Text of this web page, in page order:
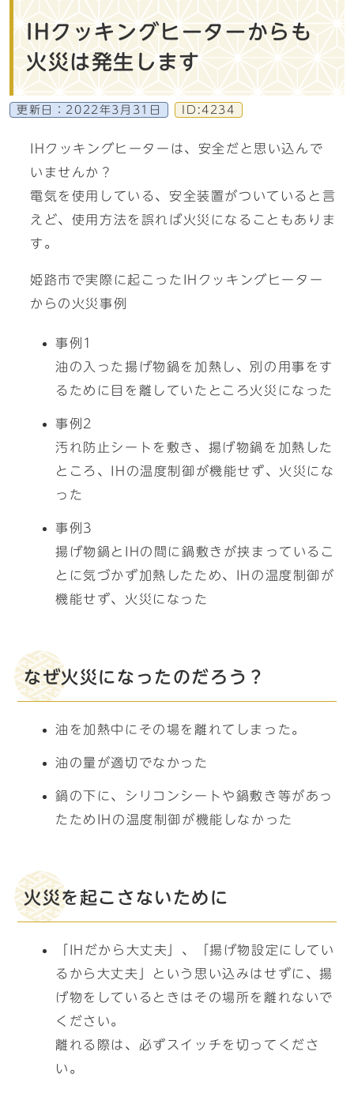
IHクッキングヒーターからも
火災は発生します
更新日： 2022年3月31日 ID:4234
IHクッキングヒーターは、安全だと思い込んで
いませんか？
電気を使用している、安全装置がついていると言
えど、使用方法を誤れば火災になることもありま
す。
姫路市で実際に起こったIHクッキングヒーター
からの火災事例
事例1
油の入った揚げ物鍋を加熱し、別の用事をす
るために目を離していたところ火災になった
事例2
汚れ防止シートを敷き、揚げ物鍋を加熱した
ところ、IHの温度制御が機能せず、火災にな
った
事例3
揚げ物鍋とIHの間に鍋敷きが挟まっているこ
とに気づかず加熱したため、IHの温度制御が
機能せず、火災になった
なぜ火災になったのだろう？
油を加熱中にその場を離れてしまった。
油の量が適切でなかった
鍋の下に、シリコンシートや鍋敷き等があっ
たためIHの温度制御が機能しなかった
火災を起こさないために
「IHだから大丈夫」、「揚げ物設定にしてい
るから大丈夫」という思い込みはせずに、揚
げ物をしているときはその場所を離れないで
ください。
離れる際は、必ずスイッチを切ってくださ
い。